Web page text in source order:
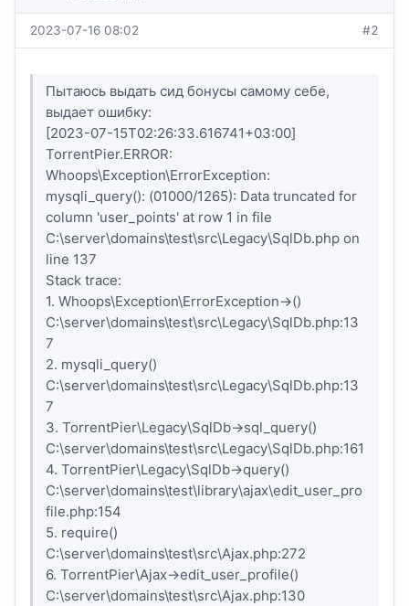
2023-07-16 08:02 #2
Пытаюсь выдать сид бонусы самому себе,
выдает ошибку:
[2023-07-15T02:26:33.616741+03:00]
TorrentPier.ERROR:
Whoops\Exception\ErrorException:
mysqli_query(): (01000/1265): Data truncated for
column 'user_points' at row 1 in file
C:\server\domains\test\src\Legacy\SqlDb.php on
line 137
Stack trace:
1. Whoops\Exception\ErrorException->()
C:\server\domains\test\src\Legacy\SqlDb.php:13
7
2. mysqli_query()
C:\server\domains\test\src\Legacy\SqlDb.php:13
7
3. TorrentPier\Legacy\SqlDb->sql_query()
C:\server\domains\test\src\Legacy\SqlDb.php:161
4. TorrentPier\Legacy\SqlDb->query()
C:\server\domains\test\library\ajax\edit_user_pro
file.php:154
5. require()
C:\server\domains\test\src\Ajax.php:272
6. TorrentPier\Ajax->edit_user_profile()
C:\server\domains\test\src\Ajax.php:130